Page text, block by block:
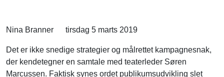
Nina Branner tirsdag 5 marts 2019
Det er ikke snedige strategier og målrettet kampagnesnak,
der kendetegner en samtale med teaterleder Søren
Marcussen. Faktisk synes ordet publikumsudvikling slet